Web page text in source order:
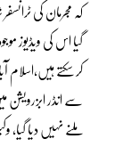
گیا اس کی
کر سکتے
سے انڈر ابزرویشن
ملنے نہیں دیا گیا،